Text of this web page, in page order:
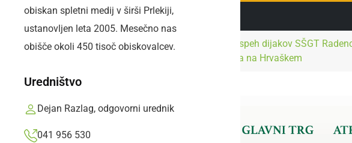
SOBOTA, 8. AVGUST 2026 Sledite nam:
obiskan spletni medij v širši Prlekiji,
ustanovljen leta 2005. Mesečno nas
obišče okoli 450 tisoč obiskovalcev.
Uredništvo
Dejan Razlag, odgovorni urednik
041 956 530
Naslovnica
Kultura in
Izjemen uspeh dijakov SŠGT
Biser mora na Hrvaškem